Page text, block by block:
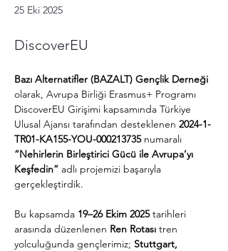
25 Eki 2025
DiscoverEU
Bazı Alternatifler (BAZALT) Gençlik Derneği
olarak, Avrupa Birliği Erasmus+ Programı
DiscoverEU Girişimi kapsamında Türkiye
Ulusal Ajansı tarafından desteklenen 2024-1-
TR01-KA155-YOU-000213735 numaralı
“Nehirlerin Birleştirici Gücü ile Avrupa’yı
Keşfedin” adlı projemizi başarıyla
gerçekleştirdik.
Bu kapsamda 19–26 Ekim 2025 tarihleri
arasında düzenlenen Ren Rotası tren
yolculuğunda gençlerimiz; Stuttgart,